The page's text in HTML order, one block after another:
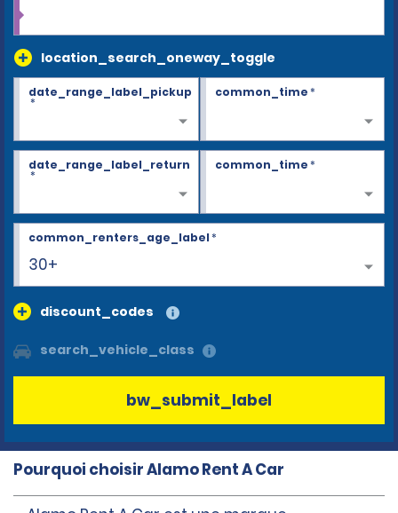
location_search_oneway_toggle
date_range_label_pickup
*
common_time*
date_range_label_return
*
common_time*
30+
common_renters_age_label*
discount_codes
search_vehicle_class
bw_submit_label
Pourquoi choisir Alamo Rent A Car